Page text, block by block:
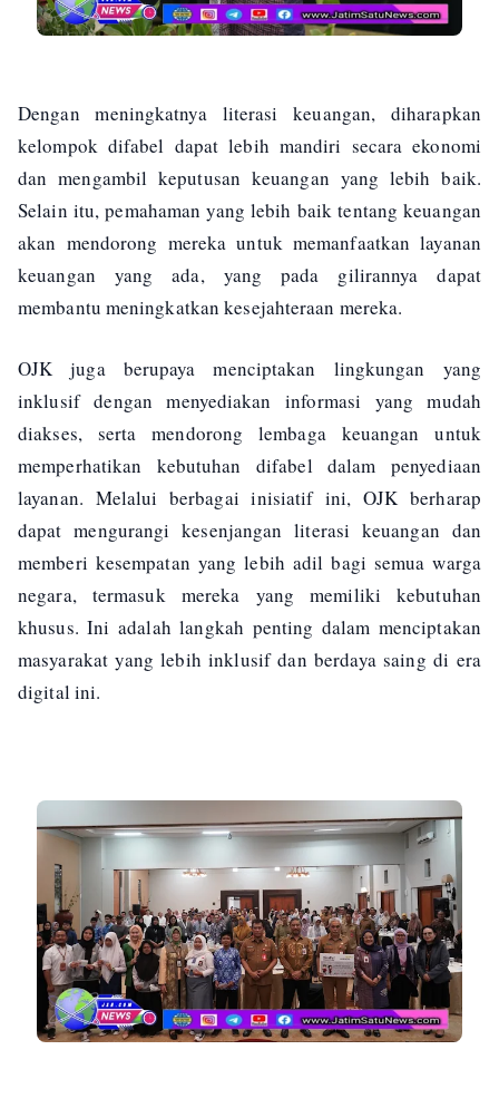
Dengan meningkatnya literasi keuangan, diharapkan
kelompok difabel dapat lebih mandiri secara ekonomi
dan mengambil keputusan keuangan yang lebih baik.
Selain itu, pemahaman yang lebih baik tentang keuangan
akan mendorong mereka untuk memanfaatkan layanan
keuangan yang ada, yang pada gilirannya dapat
membantu meningkatkan kesejahteraan mereka.
OJK juga berupaya menciptakan lingkungan yang
inklusif dengan menyediakan informasi yang mudah
diakses, serta mendorong lembaga keuangan untuk
memperhatikan kebutuhan difabel dalam penyediaan
layanan. Melalui berbagai inisiatif ini, OJK berharap
dapat mengurangi kesenjangan literasi keuangan dan
memberi kesempatan yang lebih adil bagi semua warga
negara, termasuk mereka yang memiliki kebutuhan
khusus. Ini adalah langkah penting dalam menciptakan
masyarakat yang lebih inklusif dan berdaya saing di era
digital ini.